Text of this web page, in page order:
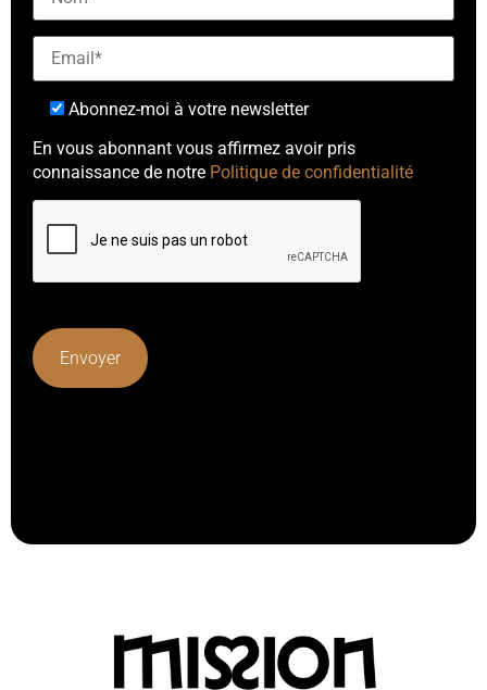
Abonnez-moi à votre newsletter
En vous abonnant vous affirmez avoir pris
connaissance de notre Politique de confidentialité